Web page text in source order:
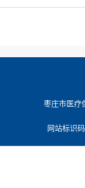
枣庄市医疗
网站标识